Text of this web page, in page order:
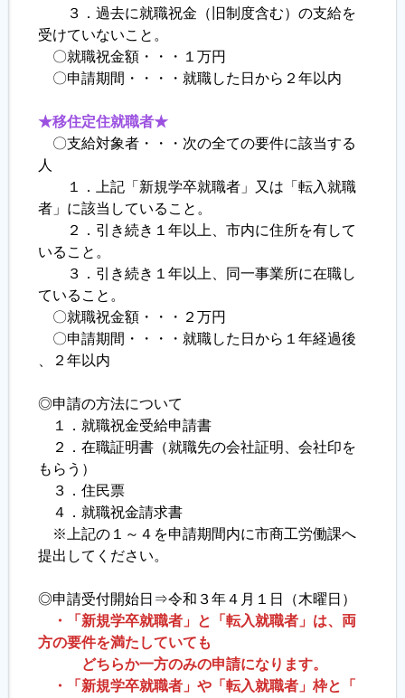
３．過去に就職祝金（旧制度含む）の支給を
受けていないこと。
〇就職祝金額・・・１万円
〇申請期間・・・・就職した日から２年以内
★移住定住就職者★
〇支給対象者・・・次の全ての要件に該当する
人
１．上記「新規学卒就職者」又は「転入就職
者」に該当していること。
２．引き続き１年以上、市内に住所を有して
いること。
３．引き続き１年以上、同一事業所に在職し
ていること。
〇就職祝金額・・・２万円
〇申請期間・・・・就職した日から１年経過後
、２年以内
◎申請の方法について
１．就職祝金受給申請書
２．在職証明書（就職先の会社証明、会社印を
もらう）
３．住民票
４．就職祝金請求書
※上記の１～４を申請期間内に市商工労働課へ
提出してください。
◎申請受付開始日⇒令和３年４月１日（木曜日）
・「新規学卒就職者」と「転入就職者」は、両
方の要件を満たしていても
どちらか一方のみの申請になります。
・「新規学卒就職者」や「転入就職者」枠と「